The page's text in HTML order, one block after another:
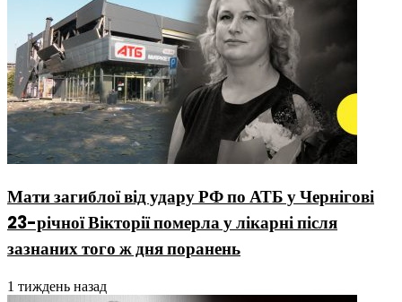
Мати загиблої від удару РФ по АТБ у Чернігові
23-річної Вікторії померла у лікарні після
зазнаних того ж дня поранень
1 тиждень назад